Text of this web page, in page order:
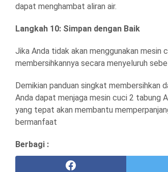
dapat menghambat aliran air.
Langkah 10: Simpan dengan Baik
Jika Anda tidak akan menggunakan
membersihkannya secara menyeluruh
Demikian panduan singkat membersihkan
Anda dapat menjaga mesin cuci 2 tabung
yang tepat akan membantu
bermanfaat
Berbagi :